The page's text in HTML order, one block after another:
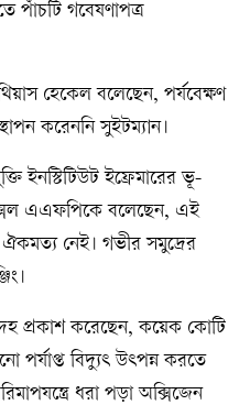
পাঁচটি গবেষণাপত্র
হেকেল বলেছেন, পর্যবেক্ষণ
করেননি সুইটম্যান।
ইনস্টিটিউট ইফ্রেমারের ভূ-
এএফপিকে বলেছেন, এই
নেই। গভীর সমুদ্রের
প্রকাশ করেছেন, কয়েক কোটি
বিদ্যুৎ উৎপন্ন করতে
ধরা পড়া অক্সিজেন